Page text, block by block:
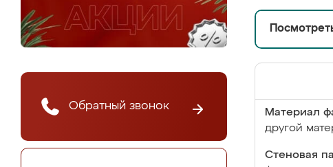
Обратный звонок
Материал
другой
Стеновая